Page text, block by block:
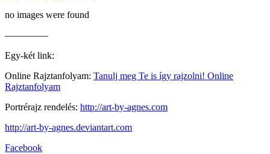
no images were found
————–
Egy-két link:
Online Rajztanfolyam: Tanulj meg Te is így rajzolni! Online
Rajztanfolyam
Portrérajz rendelés: http://art-by-agnes.com
http://art-by-agnes.deviantart.com
Facebook